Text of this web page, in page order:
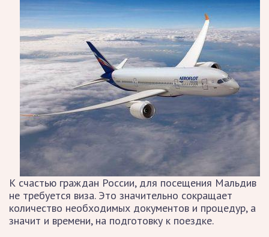
К счастью граждан России, для посещения Мальдив
не требуется виза. Это значительно сокращает
количество необходимых документов и процедур, а
значит и времени, на подготовку к поездке.